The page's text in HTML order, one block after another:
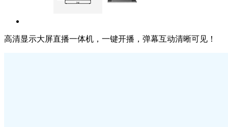
高清显示大屏直播一体机，一键开播，弹幕互动清晰可见！